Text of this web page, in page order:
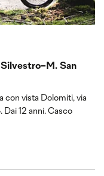
M. San
con vista Dolomiti, via
Dai 12 anni. Casco